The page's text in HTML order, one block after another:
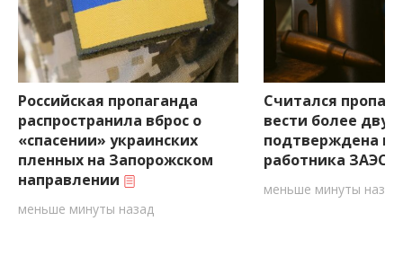
Российская пропаганда
распространила вброс о
«спасении» украинских
пленных на Запорожском
направлении
меньше минуты назад
Считался
вести более двух
подтверждена
работника ЗАЭС
меньше минуты назад